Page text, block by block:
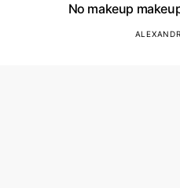
No makeup